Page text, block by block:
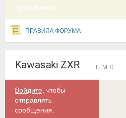
участником
ПРАВИЛА ФОРУМА
Kawasaki ZXR ТЕМ: 0
Войдите , чтобы
отправлять
сообщения.